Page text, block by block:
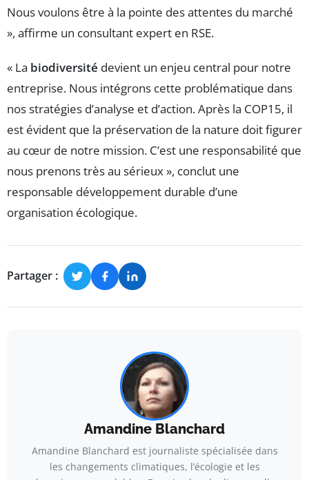
Nous voulons être à la pointe des attentes du marché
», affirme un consultant expert en RSE.
« La biodiversité devient un enjeu central pour notre
entreprise. Nous intégrons cette problématique dans
nos stratégies d’analyse et d’action. Après la COP15, il
est évident que la préservation de la nature doit figurer
au cœur de notre mission. C’est une responsabilité que
nous prenons très au sérieux », conclut une
responsable développement durable d’une
organisation écologique.
Partager :
Amandine Blanchard
Amandine Blanchard est journaliste spécialisée dans
les changements climatiques, l’écologie et les